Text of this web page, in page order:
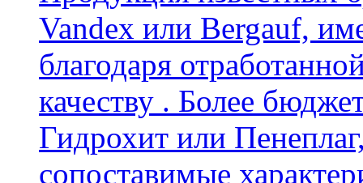
Vandex или Bergauf,
благодаря
качеству . Более
Гидрохит или
сопоставимые